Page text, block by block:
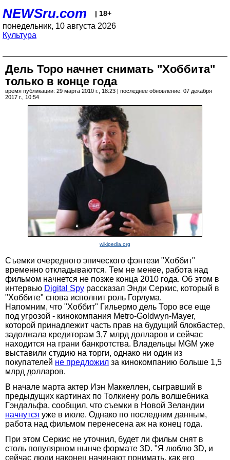
NEWSru.com | 18+
понедельник, 10 августа 2026
Культура
Дель Торо начнет снимать "Хоббита"
только в конце года
время публикации: 29 марта 2010 г., 18:23 | последнее обновление: 07 декабря
2017 г., 10:54
wikipedia.org
Съемки очередного эпического фэнтези "Хоббит"
временно откладываются. Тем не менее, работа над
фильмом начнется не позже конца 2010 года. Об этом в
интервью Digital Spy рассказал Энди Серкис, который в
"Хоббите" снова исполнит роль Горлума.
Напомним, что "Хоббит" Гильермо дель Торо все еще
под угрозой - кинокомпания Metro-Goldwyn-Mayer,
которой принадлежит часть прав на будущий блокбастер,
задолжала кредиторам 3,7 млрд долларов и сейчас
находится на грани банкротства. Владельцы MGM уже
выставили студию на торги, однако ни один из
покупателей не предложил за кинокомпанию больше 1,5
млрд долларов.
В начале марта актер Иэн Маккеллен, сыгравший в
предыдущих картинах по Толкиену роль волшебника
Гэндальфа, сообщил, что съемки в Новой Зеландии
начнутся уже в июле. Однако по последним данным,
работа над фильмом перенесена аж на конец года.
При этом Серкис не уточнил, будет ли фильм снят в
столь популярном нынче формате 3D. "Я люблю 3D, и
сейчас люди наконец начинают понимать, как его